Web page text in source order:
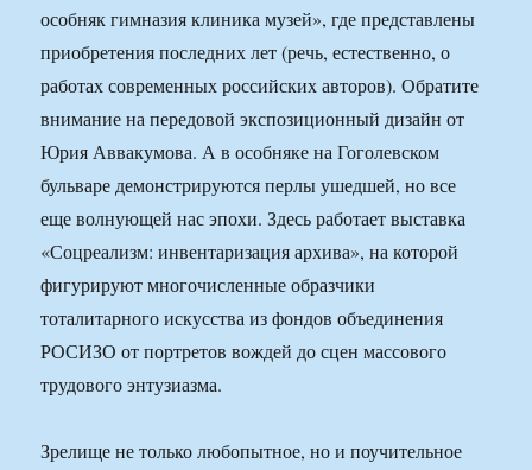
особняк гимназия клиника музей», где представлены
приобретения последних лет (речь, естественно, о
работах современных российских авторов). Обратите
внимание на передовой экспозиционный дизайн от
Юрия Аввакумова. А в особняке на Гоголевском
бульваре демонстрируются перлы ушедшей, но все
еще волнующей нас эпохи. Здесь работает выставка
«Соцреализм: инвентаризация архива», на которой
фигурируют многочисленные образчики
тоталитарного искусства из фондов объединения
РОСИЗО от портретов вождей до сцен массового
трудового энтузиазма.
Зрелище не только любопытное, но и поучительное